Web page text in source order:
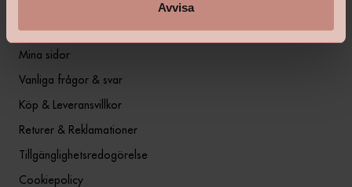
Avvisa
Mina sidor
Vanliga frågor & svar
Köp & Leveransvillkor
Returer & Reklamationer
Tillgänglighetsredogörelse
Cookiepolicy